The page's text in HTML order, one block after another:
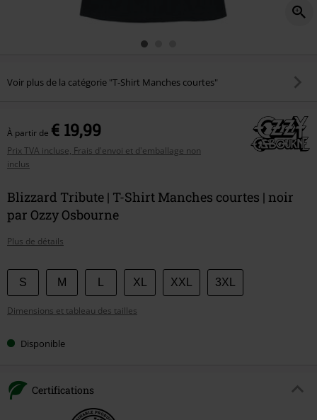
Voir plus de la catégorie "T-Shirt Manches courtes"
À partir de € 19,99
Prix TVA incluse, Frais d'envoi et d'emballage non
inclus
Blizzard Tribute | T-Shirt Manches courtes | noir
par Ozzy Osbourne
Plus de détails
Choisissez
votre
taille
S M XL XXL 3XL
Dimensions et tableau des tailles
Disponible
Certifications